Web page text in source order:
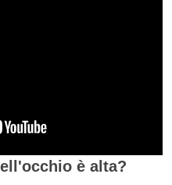
è alta?